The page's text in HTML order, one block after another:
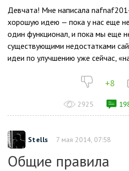
Девчата! Мне написала
хорошую идею — пока у нас еще
один функционал, и пока мы еще
существующими недостатками
идеи по улучшению уже сейчас,
+8
2925
Stells 7 мая 2014, 07:58
Общие правила